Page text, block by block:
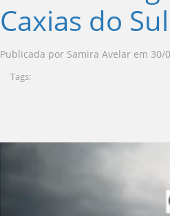
Caxias do
Publicada por Samira Avelar em 30/
Tags: